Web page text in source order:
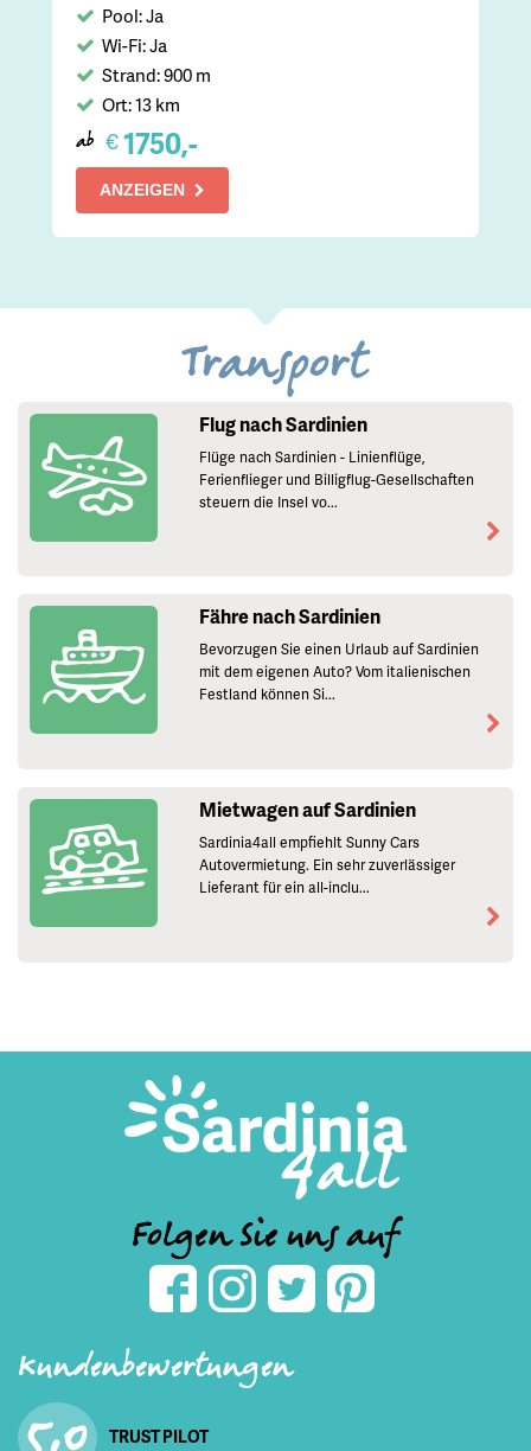
Pool: Ja
Wi-Fi: Ja
Strand: 900 m
Ort: 13 km
ab €1750,-
ANZEIGEN
Transport
Flug nach Sardinien
Flüge nach Sardinien - Linienflüge,
Ferienflieger und Billigflug-Gesellschaften
steuern die Insel vo...
Fähre nach Sardinien
Bevorzugen Sie einen Urlaub auf Sardinien
mit dem eigenen Auto? Vom italienischen
Festland können Si...
Mietwagen auf Sardinien
Sardinia4all empfiehlt Sunny Cars
Autovermietung. Ein sehr zuverlässiger
Lieferant für ein all-inclu...
Folgen Sie uns auf
Kundenbewertungen
TRUST PILOT